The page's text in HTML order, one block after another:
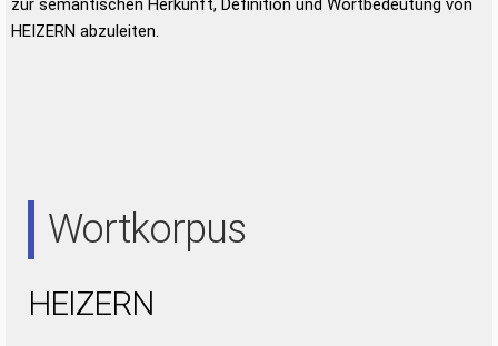
zur semantischen Herkunft, Definition und Wortbedeutung von
HEIZERN abzuleiten.
Wortkorpus
HEIZERN